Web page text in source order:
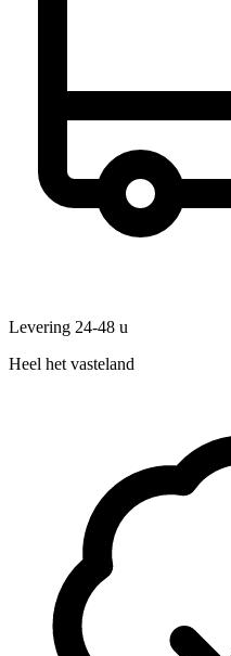
Levering 24-48 u
Heel het vasteland